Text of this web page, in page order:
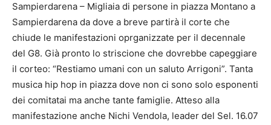
Sampierdarena – Migliaia di persone in piazza Montano a
Sampierdarena da dove a breve partirà il corte che
chiude le manifestazioni oprganizzate per il decennale
del G8. Già pronto lo striscione che dovrebbe capeggiare
il corteo: “Restiamo umani con un saluto Arrigoni”. Tanta
musica hip hop in piazza dove non ci sono solo esponenti
dei comitatai ma anche tante famiglie. Atteso alla
manifestazione anche Nichi Vendola, leader del Sel. 16.07